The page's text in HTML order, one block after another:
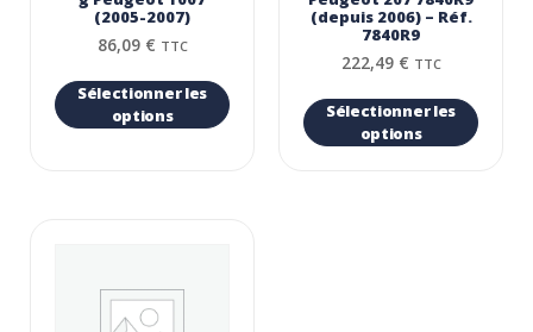
(2005-2007)
86,09 € TTC
Sélectionner les
options
(depuis 2006) – Réf.
7840R9
222,49 € TTC
Sélectionner les
options